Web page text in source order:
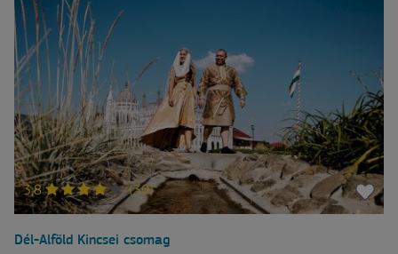
3,8 (30)
Dél-Alföld Kincsei csomag